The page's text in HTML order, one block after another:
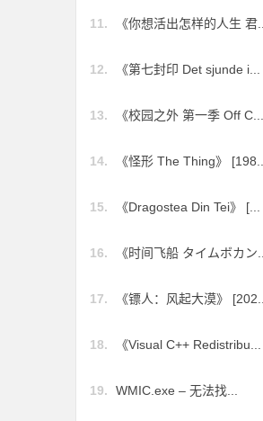
11.
《你想活出怎样的人生 君...
12.
《第七封印 Det sjunde i...
13.
《校园之外 第一季 Off C...
14.
《怪形 The Thing》 [198...
15.
《Dragostea Din Tei》 [...
16.
《时间飞船 タイムボカン...
17.
《镖人：风起大漠》 [202...
18.
《Visual C++ Redistribu...
19.
WMIC.exe – 无法找...